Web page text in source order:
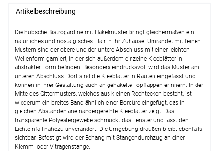
Lysel - Klemmstange Light #1W(ab
+12,95 EUR)
Lysel - Vitragenstange Kugel #1W(ab
+11,95 EUR)
Optionen verfügbar, bitte konfigurieren.
Weiter
Artikelbeschreibung
Die hübsche Bistrogardine mit Häkelmuster bringt gleichermaßen ein
natürliches und nostalgisches Flair in Ihr Zuhause. Umrandet mit feinen
Mustern sind der obere und der untere Abschluss mit einer leichten
Wellenform garniert, in der sich außerdem einzelne Kleeblätter in
abstrakter Form befinden. Besonders eindrucksvoll wird das Muster am
unteren Abschluss. Dort sind die Kleeblätter in Rauten eingefasst und
können in ihrer Gestaltung auch an gehäkelte Topflappen erinnern. In der
Mitte des Gittermusters, welches aus kleinen Rechtecken besteht, ist
wiederum ein breites Band ähnlich einer Bordüre eingefügt, das in
gleichen Abständen aneinandergereihte Kleeblätter zeigt. Das
transparente Polyestergewebe schmückt das Fenster und lässt den
Lichteinfall nahezu unverändert. Die Umgebung draußen bleibt ebenfalls
sichtbar. Befestigt wird der Behang mit Stangendurchzug an einer
Klemm- oder Vitragenstange.